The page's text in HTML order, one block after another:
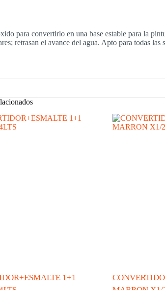
para convertirlo en una base estable para la
retrasan el avance del agua. Apto para todas
1+1